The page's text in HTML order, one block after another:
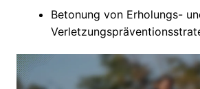
Betonung von Erholungs-